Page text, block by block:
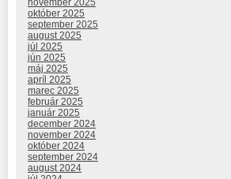
november 2025
október 2025
september 2025
august 2025
júl 2025
jún 2025
máj 2025
apríl 2025
marec 2025
február 2025
január 2025
december 2024
november 2024
október 2024
september 2024
august 2024